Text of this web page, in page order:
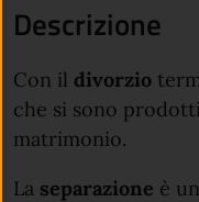
Descrizione
Con il divorzio
che si sono
matrimonio.
La separazione è